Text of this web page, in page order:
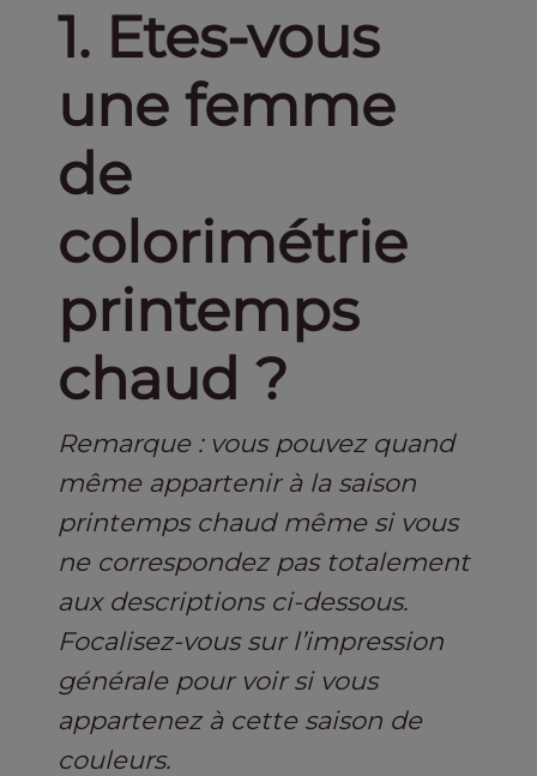
1. Etes-vous
une femme
de
colorimétrie
printemps
chaud ?
Remarque : vous pouvez quand
même appartenir à la saison
printemps chaud même si vous
ne correspondez pas totalement
aux descriptions ci-dessous.
Focalisez-vous sur l’impression
générale pour voir si vous
appartenez à cette saison de
couleurs.